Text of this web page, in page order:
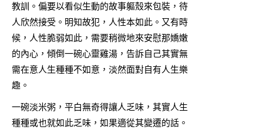
教訓。偏要以看似生動的故事軀殼來包裝，待
人欣然接受。明知故犯，人性本如此。又有時
候，人性脆弱如此，需要稍微地來安慰那嬌嫩
的內心，傾倒一碗心靈雞湯，告訴自己其實無
需在意人生種種不如意，淡然面對自有人生樂
趣。
一碗淡米粥，平白無奇得讓人乏味，其實人生
種種或也就如此乏味，如果適從其變遷的話。